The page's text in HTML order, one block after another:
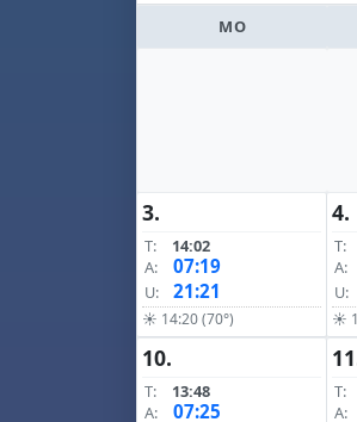
MO
3.
T:
14:02
A:
07:19
U: 21:21
☀ 14:20 (70°)
4.
T:
A:
U:
☀
10.
T:
13:48
A:
07:25
T:
A: